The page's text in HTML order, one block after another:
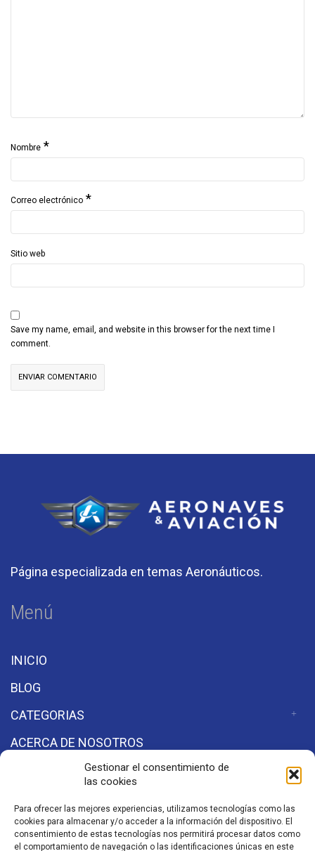
Gestionar el consentimiento de
las cookies
Para ofrecer las mejores experiencias, utilizamos tecnologías como las
cookies para almacenar y/o acceder a la información del dispositivo. El
consentimiento de estas tecnologías nos permitirá procesar datos como
el comportamiento de navegación o las identificaciones únicas en este
Nombre *
Correo electrónico *
Sitio web
Save my name, email, and website in this browser for the next time I
comment.
Página especializada en temas Aeronáuticos.
Menú
INICIO
BLOG
CATEGORIAS
ACERCA DE NOSOTROS
Secciones
Aviso de Privacidad